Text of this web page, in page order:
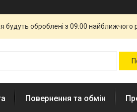
оброблені з 09:00 найближчого
Повернення та обмін